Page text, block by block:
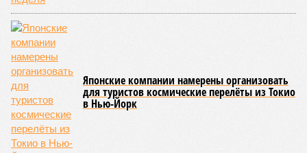
Японские компании намерены организовать
для туристов космические перелёты из Токио
в Нью-Йорк